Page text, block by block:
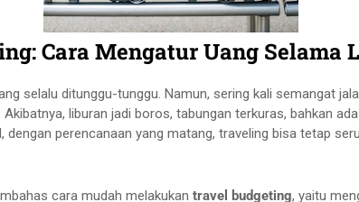
Cara Mengatur Uang Selama
selalu ditunggu-tunggu. Namun, sering kali semangat
liburan jadi boros, tabungan terkuras, bahkan
dengan perencanaan yang matang, traveling bisa tetap
cara mudah melakukan travel budgeting, yaitu